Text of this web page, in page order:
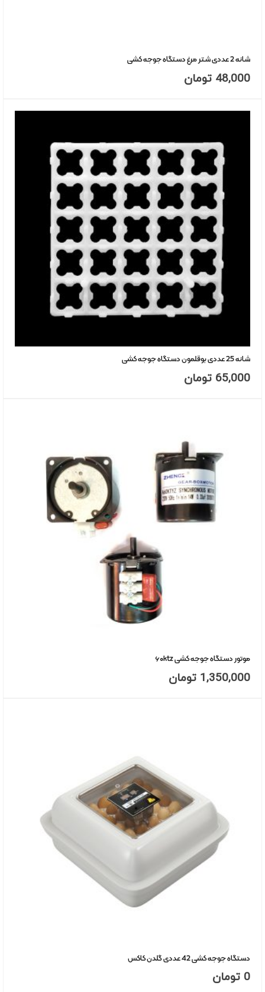
شانه 2 عددی شتر مرغ دستگاه جوجه کشی
48,000 تومان
شانه 25 عددی بوقلمون دستگاه جوجه کشی
65,000 تومان
موتور دستگاه جوجه کشی ۶۰ktz
1,350,000 تومان
دستگاه جوجه کشی 42 عددی گلدن کاکس
0 تومان